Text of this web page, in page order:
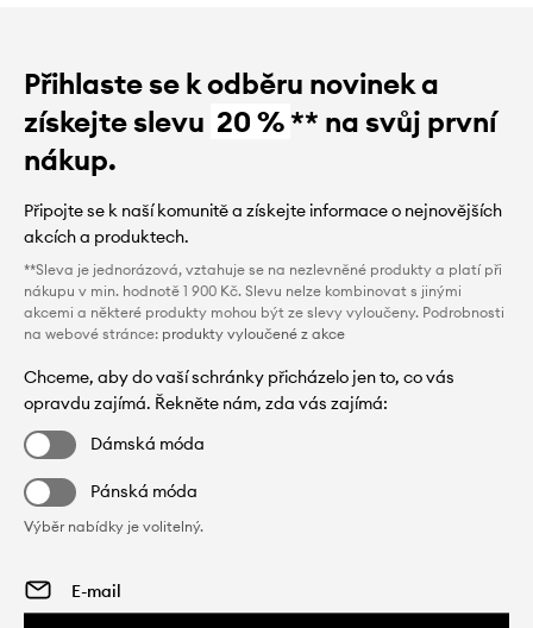
Přihlaste se k odběru novinek a
získejte slevu 20 %** na svůj první
nákup.
Připojte se k naší komunitě a získejte informace o nejnovějších
akcích a produktech.
**Sleva je jednorázová, vztahuje se na nezlevněné produkty a platí při
nákupu v min. hodnotě 1 900 Kč. Slevu nelze kombinovat s jinými
akcemi a některé produkty mohou být ze slevy vyloučeny. Podrobnosti
na webové stránce: produkty vyloučené z akce
Chceme, aby do vaší schránky přicházelo jen to, co vás
opravdu zajímá. Řekněte nám, zda vás zajímá:
Dámská móda
Pánská móda
Výběr nabídky je volitelný.